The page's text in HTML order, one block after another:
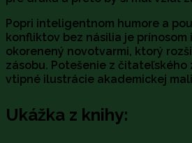
Popri inteligentnom humore a
konfliktov bez násilia je prínosom
okorenený novotvarmi, ktorý
zásobu. Potešenie z čitateľského
vtipné ilustrácie akademickej
Ukážka z knihy: